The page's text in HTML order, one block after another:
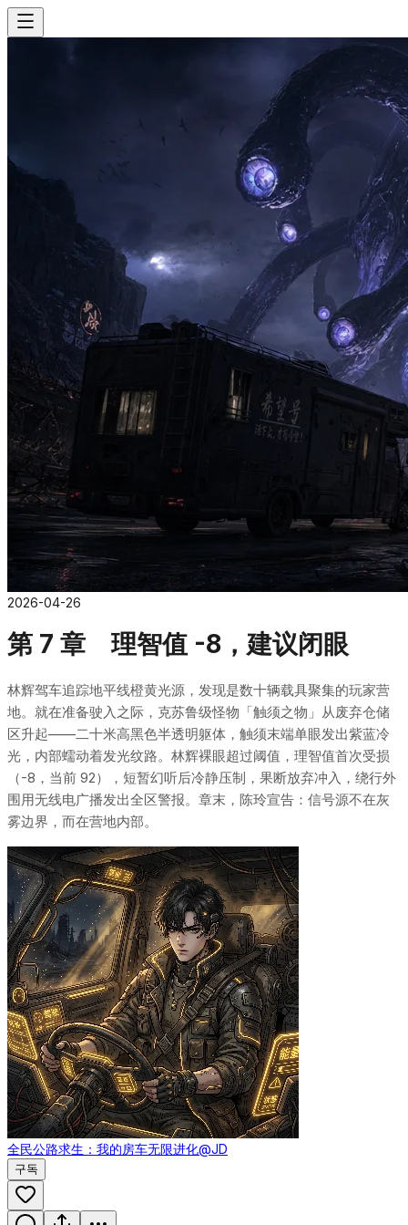
2026-04-26
第 7 章 理智值 -8，建议闭眼
林辉驾车追踪地平线橙黄光源，发现是数十辆载具聚集的玩家营
地。就在准备驶入之际，克苏鲁级怪物「触须之物」从废弃仓储
区升起——二十米高黑色半透明躯体，触须末端单眼发出紫蓝冷
光，内部蠕动着发光纹路。林辉裸眼超过阈值，理智值首次受损
（-8，当前 92），短暂幻听后冷静压制，果断放弃冲入，绕行外
围用无线电广播发出全区警报。章末，陈玲宣告：信号源不在灰
雾边界，而在营地内部。
全民公路求生：我的房车无限进化@JD
구독